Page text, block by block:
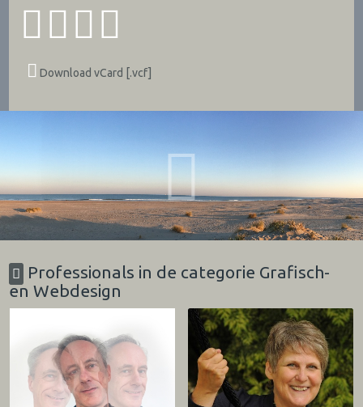
Download vCard [.vcf]
Professionals in de categorie Grafisch-
en Webdesign